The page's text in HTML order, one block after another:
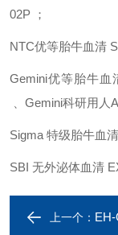
02P ；
NTC优等胎牛血清
Gemini优等胎牛血
、Gemini科研用人
Sigma 特级胎牛血
SBI 无外泌体血清
上一个：